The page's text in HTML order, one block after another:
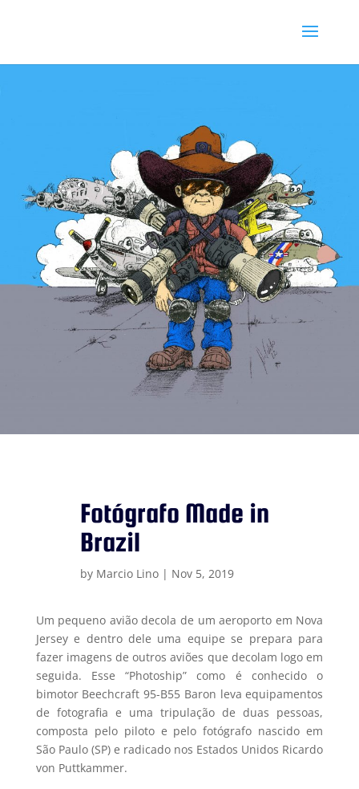
Fotógrafo Made in
Brazil
by Marcio Lino| Nov 5, 2019
Um pequeno avião decola de um aeroporto em Nova
Jersey e dentro dele uma equipe se prepara para
fazer imagens de outros aviões que decolam logo em
seguida. Esse “Photoship” como é conhecido o
bimotor Beechcraft 95-B55 Baron leva equipamentos
de fotografia e uma tripulação de duas pessoas,
composta pelo piloto e pelo fotógrafo nascido em
São Paulo (SP) e radicado nos Estados Unidos Ricardo
von Puttkammer.